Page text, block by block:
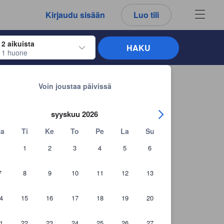
Kirjaudu sisään Luo tili
2 aikuista
1 huone
siirtyäksesi haluamiesi sisään- ja uloskirjautumispäivien
Voin joustaa päivissä
syyskuu 2026
Ti Ke To Pe La Su
1 2 3 4 5 6
8 9 10 11 12 13
15 16 17 18 19 20
HAKU
arvostelut ja kommentit ovat aina aitoja.